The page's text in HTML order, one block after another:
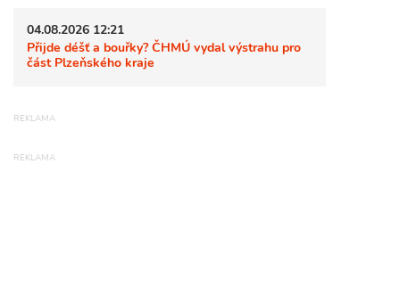
04.08.2026 12:21
Přijde déšť a bouřky? ČHMÚ vydal výstrahu pro
část Plzeňského kraje